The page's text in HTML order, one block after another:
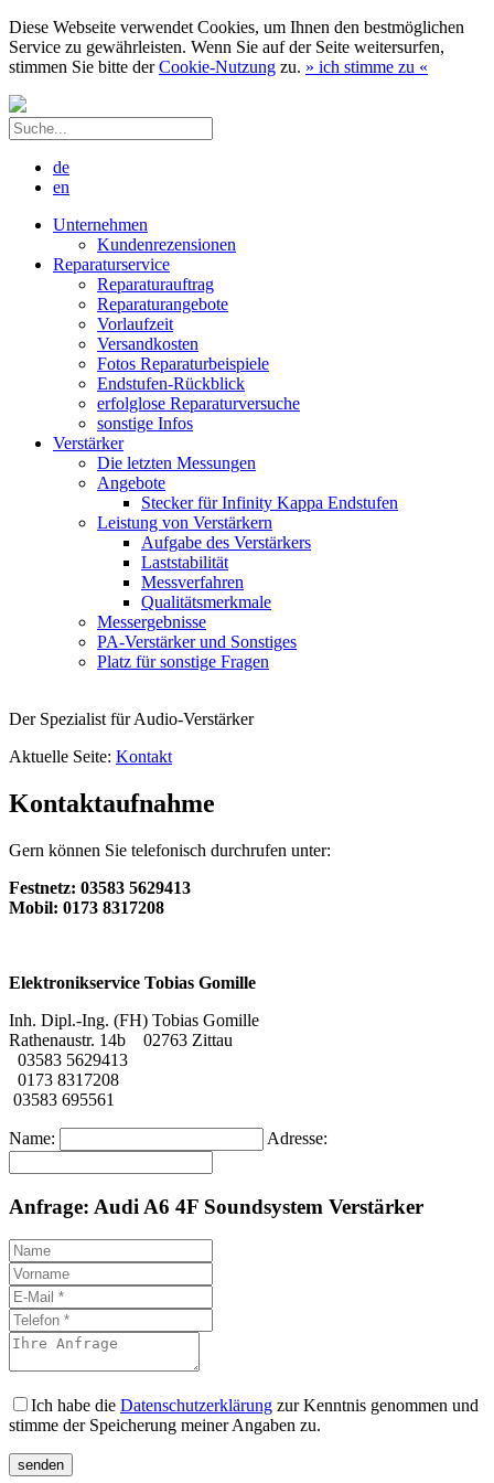
Diese Webseite verwendet Cookies, um Ihnen den bestmöglichen
Service zu gewährleisten. Wenn Sie auf der Seite weitersurfen,
stimmen Sie bitte derCookie-Nutzung zu. » ich stimme zu «
de
en
Unternehmen
Kundenrezensionen
Reparaturservice
Reparaturauftrag
Reparaturangebote
Vorlaufzeit
Versandkosten
Fotos Reparaturbeispiele
Endstufen-Rückblick
erfolglose Reparaturversuche
sonstige Infos
Verstärker
Die letzten Messungen
Angebote
Stecker für Infinity Kappa Endstufen
Leistung von Verstärkern
Aufgabe des Verstärkers
Laststabilität
Messverfahren
Qualitätsmerkmale
Messergebnisse
PA-Verstärker und Sonstiges
Platz für sonstige Fragen
Der Spezialist für Audio-Verstärker
Aktuelle Seite: Kontakt
Kontaktaufnahme
Gern können Sie telefonisch durchrufen unter:
Festnetz: 03583 5629413
Mobil: 0173 8317208
Elektronikservice Tobias Gomille
Inh. Dipl.-Ing. (FH) Tobias Gomille
Rathenaustr. 14b 02763 Zittau
03583 5629413
0173 8317208
03583 695561
Name: Adresse:
Anfrage: Audi A6 4F Soundsystem Verstärker
Ich habe die Datenschutzerklärung zur Kenntnis genommen und
stimme der Speicherung meiner Angaben zu.